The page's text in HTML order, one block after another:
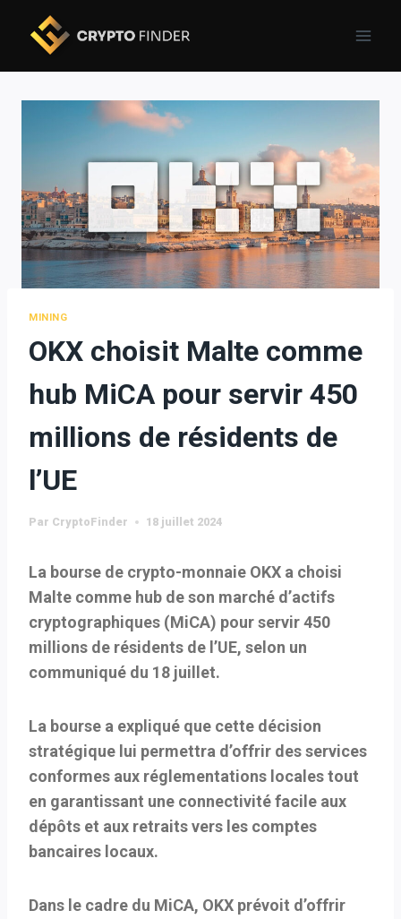
content
MINING
OKX choisit Malte comme
hub MiCA pour servir 450
millions de résidents de
l’UE
Par CryptoFinder 18 juillet 2024
La bourse de crypto-monnaie OKX a choisi
Malte comme hub de son marché d’actifs
cryptographiques (MiCA) pour servir 450
millions de résidents de l’UE, selon un
communiqué du 18 juillet.
La bourse a expliqué que cette décision
stratégique lui permettra d’offrir des services
conformes aux réglementations locales tout
en garantissant une connectivité facile aux
dépôts et aux retraits vers les comptes
bancaires locaux.
Dans le cadre du MiCA, OKX prévoit d’offrir